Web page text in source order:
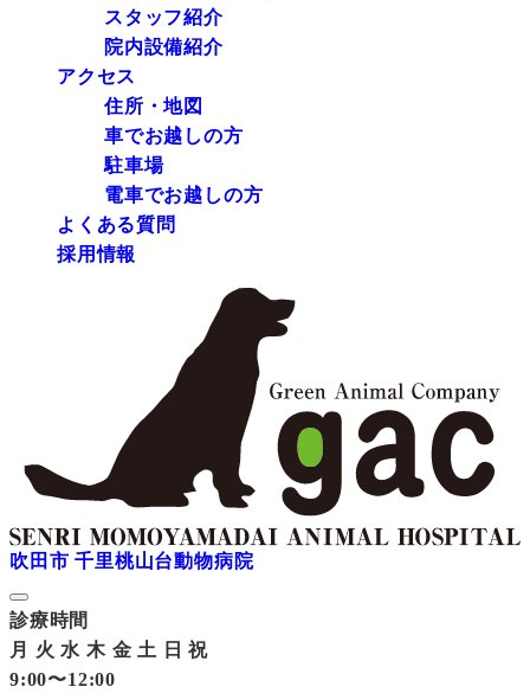
スタッフ紹介
院内設備紹介
アクセス
住所・地図
車でお越しの方
駐車場
電車でお越しの方
よくある質問
採用情報
吹田市 千里桃山台動物病院
診療時間
月
火 水 木 金 土 日 祝
9:00〜12:00